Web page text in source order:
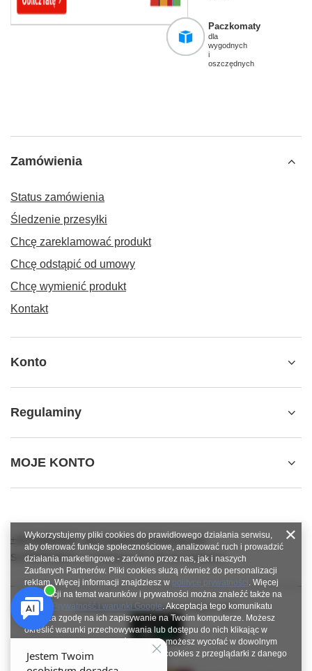
Paczkomaty
dla
wygodnych
i
oszczędnych
Zamówienia
Status zamówienia
Śledzenie przesyłki
Chcę zareklamować produkt
Chcę odstąpić od umowy
Chcę wymienić produkt
Kontakt
Konto
Regulaminy
MOJE KONTO
+48784966809
info.robotshops@gmail.com
SUPERROBOT,ul. Parkowa 27,64-117Gołanice
W sklepie prezentujemy ceny brutto (z VAT).
Wykorzystujemy pliki cookies do prawidłowego działania serwisu,
aby oferować funkcje społecznościowe, analizować ruch i prowadzić
działania marketingowe - zarówno przez nas, jak i naszych
Zaufanych Partnerów. Pliki cookies służą również do personalizacji
reklam. Więcej informacji znajdziesz w polityce prywatności. Więcej
informacji na temat warunków i prywatności można znaleźć także na
stronie Prywatność i warunki Google. Akceptacja tego komunikatu
oznacza zgodę na ich zapisywanie na Twoim komputerze. Możesz
określić warunki przechowywania lub dostępu do nich klikając w
zakładkę „Konfiguracja zgód”. Zgodę możesz wycofać w dowolnym
momencie poprzez usunięcie plików cookies z przeglądarki z danego
urządzenia końcowego.